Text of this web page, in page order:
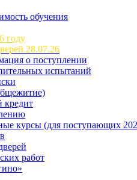
обучения
году
28.07.26
о поступлении
испытаний
кредит
курсы (для поступающих
работ